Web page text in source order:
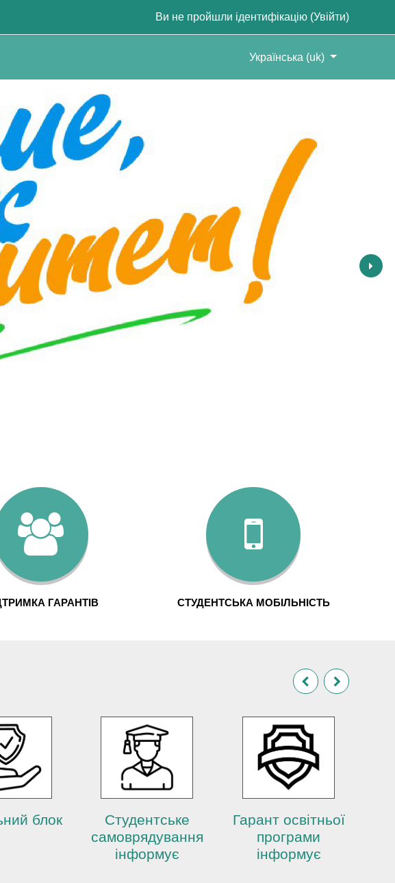
Ви не пройшли ідентифікацію (Увійти)
Українська ‎(uk)‎
ГАРАНТІВ СТУДЕНТСЬКА МОБІЛЬНІСТЬ
блок
Студентське
самоврядування
інформує
Гарант освітньої
програми
інформує